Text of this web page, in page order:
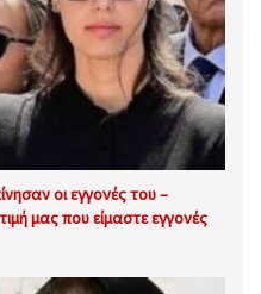
οι εγγονές του –
μας που είμαστε εγγονές